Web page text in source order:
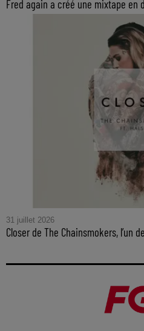
Fred again a créé une mixtape en
31 juillet 2026
Closer de The Chainsmokers, l’un